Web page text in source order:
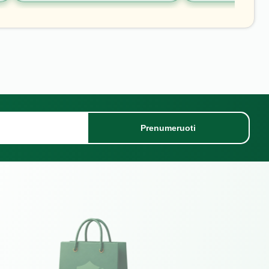
Prenumeruoti